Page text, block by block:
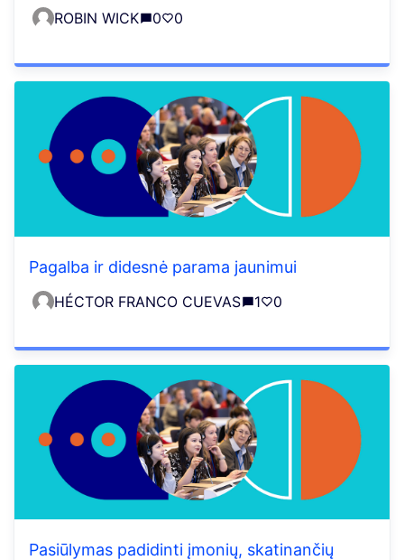
ROBIN WICK 0 0
Pagalba ir didesnė parama jaunimui
HÉCTOR FRANCO CUEVAS 1 0
Pasiūlymas padidinti įmonių, skatinančių